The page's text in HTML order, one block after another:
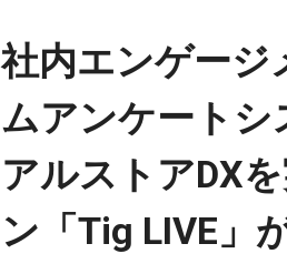
社内エンゲージ
ムアンケートシ
アルストアDX
ン「Tig LIVE」